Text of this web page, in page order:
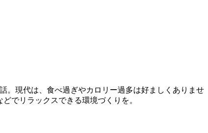
現代は、食べ過ぎやカロリー過多は好ましくありませ
でリラックスできる環境づくりを。